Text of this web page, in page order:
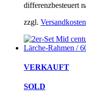
differenzbesteuert
zzgl. Versandkosten
VERKAUFT
SOLD